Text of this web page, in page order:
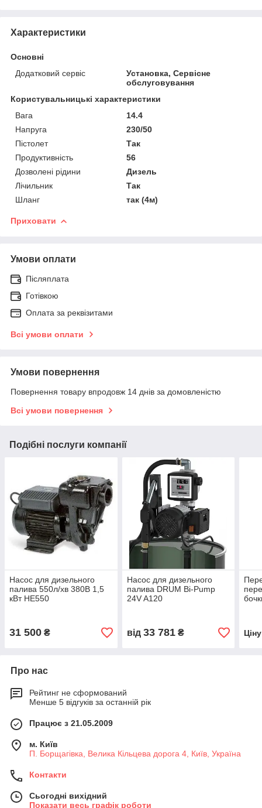
Характеристики
Основні
Додатковий сервіс
Установка, Сервісне
обслуговування
Користувальницькі характеристики
Вага
14.4
Напруга
230/50
Пістолет
Так
Продуктивність
56
Дозволені рідини
Дизель
Лічильник
Так
Шланг
так (4м)
Приховати
Умови оплати
Післяплата
Готівкою
Оплата за реквізитами
Всі умови оплати
Умови повернення
Повернення товару впродовж 14 днів за домовленістю
Всі умови повернення
Подібні послуги компанії
Насос для дизельного
палива 550л/хв 380В 1,5
кВт HE550
31 500 ₴
Насос для дизельного
палива DRUM Bi-Pump
24V A120
від 33 781₴
Про нас
Рейтинг не сформований
Менше 5 відгуків за останній рік
Працює з 21.05.2009
м. Київ
П. Борщагівка, Велика Кільцева дорога 4, Київ, Україна
Контакти
Сьогодні вихідний
Показати весь графік роботи